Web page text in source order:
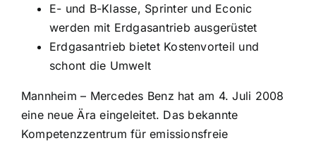
E- und B-Klasse, Sprinter und Econic
werden mit Erdgasantrieb ausgerüstet
Erdgasantrieb bietet Kostenvorteil und
schont die Umwelt
Mannheim – Mercedes Benz hat am 4. Juli 2008
eine neue Ära eingeleitet. Das bekannte
Kompetenzzentrum für emissionsfreie